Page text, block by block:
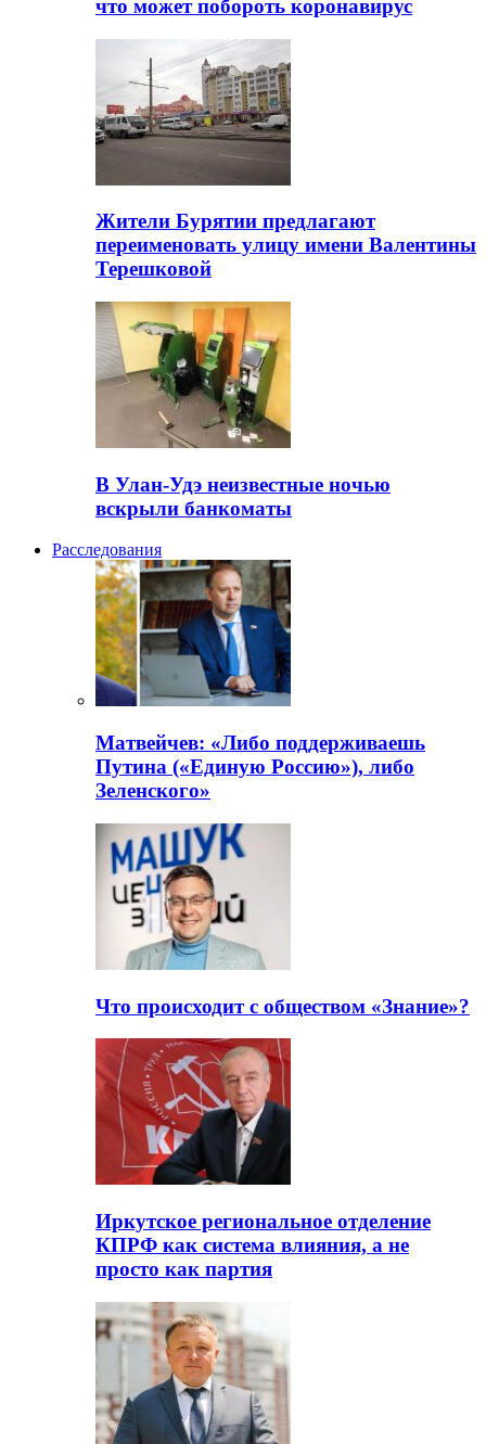
что может побороть коронавирус
Жители Бурятии предлагают
переименовать улицу имени Валентины
Терешковой
В Улан-Удэ неизвестные ночью
вскрыли банкоматы
Расследования
Матвейчев: «Либо поддерживаешь
Путина («Единую Россию»), либо
Зеленского»
Что происходит с обществом «Знание»?
Иркутское региональное отделение
КПРФ как система влияния, а не
просто как партия